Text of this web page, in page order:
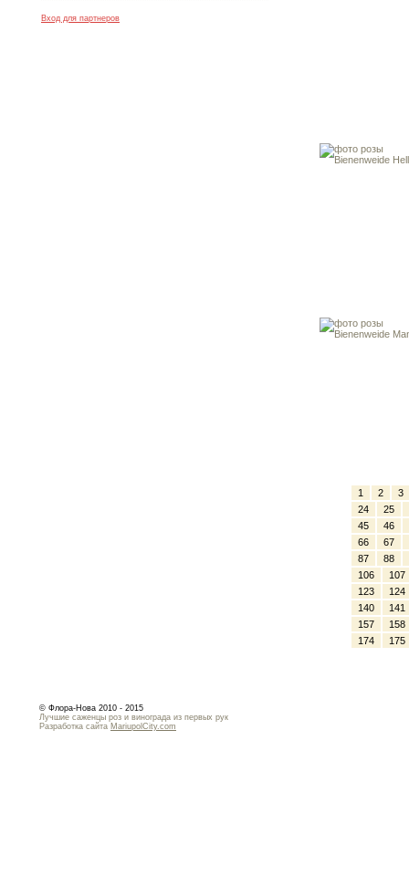
Вход для партнеров
1 2
3
24
25
45
46
66
67
87
88
106
107
123
124
140
141
157
158
174
175
© Флора-Нова 2010 - 2015
Лучшие саженцы роз и винограда из первых рук
Разработка сайта MariupolCity.com